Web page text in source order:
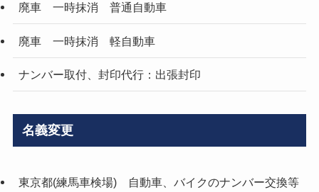
廃車 一時抹消 普通自動車
廃車 一時抹消 軽自動車
ナンバー取付、封印代行：出張封印
名義変更
東京都(練馬車検場) 自動車、バイクのナンバー交換等